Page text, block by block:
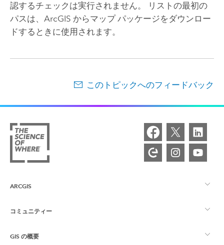
認するチェックは実行されません。 リストの最初の
パスは、ArcGIS からマップ パッケージをダウンロー
ドするときに使用されます。
このトピックへのフィードバック
ARCGIS
ArcGIS の概要
マッピング
コミュニティー
Esri Community
GIS の概要